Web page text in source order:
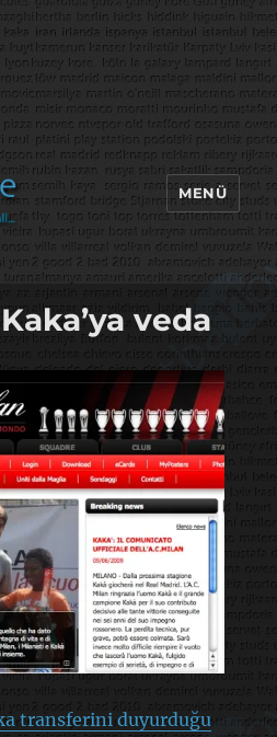
MENÜ
veda
transferini duyurduğu